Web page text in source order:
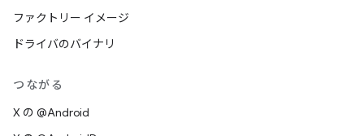
ファクトリー イメージ
ドライバのバイナリ
つながる
X の @Android